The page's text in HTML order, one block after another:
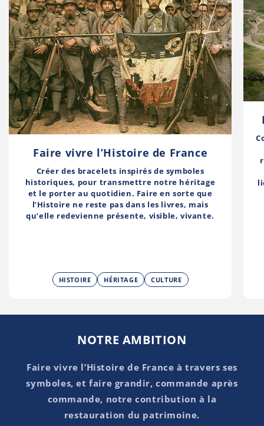
Faire vivre l’Histoire de France
Créer des bracelets inspirés de symboles
historiques, pour transmettre notre héritage
et le porter au quotidien. Faire en sorte que
l’Histoire ne reste pas dans les livres, mais
qu’elle redevienne présente, visible, vivante.
HISTOIRE HÉRITAGE CULTURE
NOTRE AMBITION
Faire vivre l’Histoire de France à travers ses
symboles, et faire grandir, commande après
commande, notre contribution à la
restauration du patrimoine.